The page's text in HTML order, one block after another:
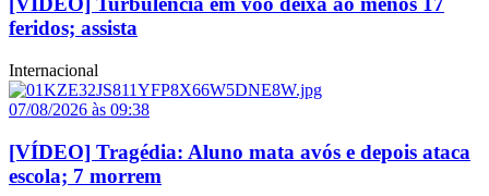
feridos; assista
Internacional
07/08/2026 às 09:38
[VÍDEO] Tragédia: Aluno mata avós e depois ataca
escola; 7 morrem